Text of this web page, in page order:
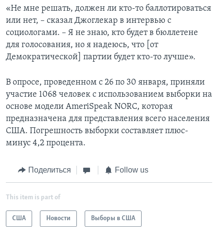
«Не мне решать, должен ли кто-то баллотироваться
или нет, – сказал Джоглекар в интервью с
социологами. – Я не знаю, кто будет в бюллетене
для голосования, но я надеюсь, что [от
Демократической] партии будет кто-то лучше».
В опросе, проведенном с 26 по 30 января, приняли
участие 1068 человек с использованием выборки на
основе модели AmeriSpeak NORC, которая
предназначена для представления всего населения
США. Погрешность выборки составляет плюс-
минус 4,2 процента.
Поделиться Follow us
This item is part of
США Новости Выборы в США